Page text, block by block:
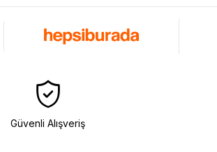
Güvenli Alışveriş